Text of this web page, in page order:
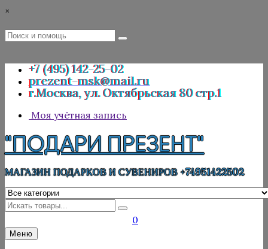
Перейти
содержимому
×
Поиск
Поиск
+7 (495) 142-25-02
prezent-msk@mail.ru
г.Москва, ул. Октябрьская 80 стр.1
Моя учётная запись
"ПОДАРИ ПРЕЗЕНТ"
МАГАЗИН ПОДАРКОВ И СУВЕНИРОВ +74951422502
Искать
0
Меню